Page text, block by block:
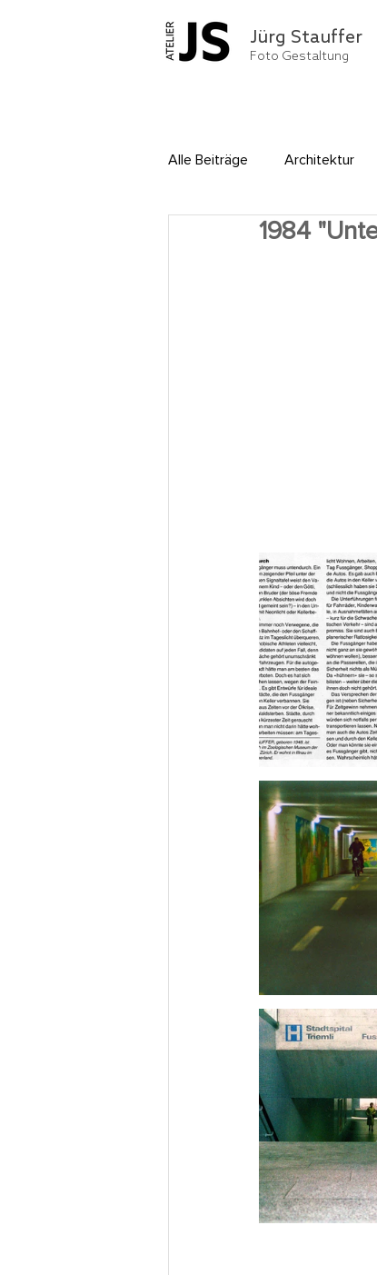
Jürg Stauffer
Foto Gestaltung
Alle Beiträge Architektur
Menschen Montagen
1984